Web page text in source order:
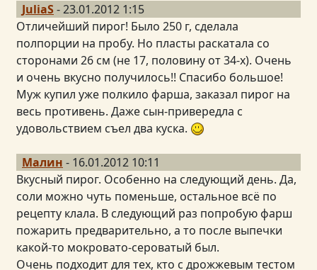
JuliaS- 23.01.2012 1:15
Отличейший пирог! Было 250 г, сделала
полпорции на пробу. Но пласты раскатала со
сторонами 26 см (не 17, половину от 34-х). Очень
и очень вкусно получилось!! Спасибо большое!
Муж купил уже полкило фарша, заказал пирог на
весь противень. Даже сын-привередла с
удовольствием съел два куска.
Малин - 16.01.2012 10:11
Вкусный пирог. Особенно на следующий день. Да,
соли можно чуть поменьше, остальное всё по
рецепту клала. В следующий раз попробую фарш
пожарить предварительно, а то после выпечки
какой-то мокровато-сероватый был.
Очень подходит для тех, кто с дрожжевым тестом